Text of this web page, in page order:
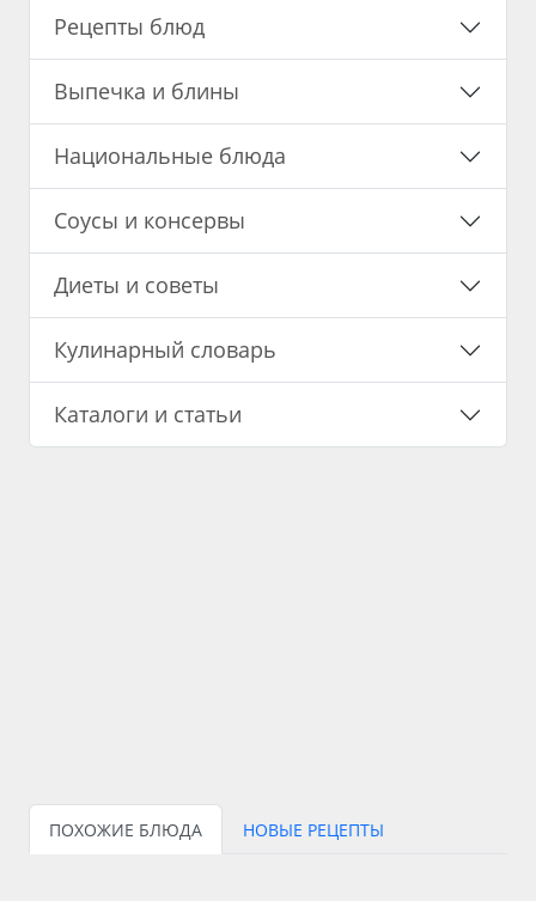
Рецепты блюд
Выпечка и блины
Национальные блюда
Соусы и консервы
Диеты и советы
Кулинарный словарь
Каталоги и статьи
ПОХОЖИЕ БЛЮДА НОВЫЕ РЕЦЕПТЫ